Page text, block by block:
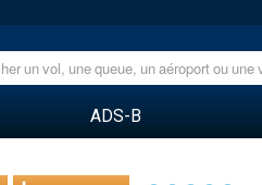
ADS-B